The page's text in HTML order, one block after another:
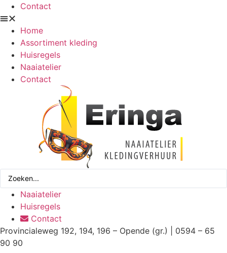
Contact
Home
Assortiment kleding
Huisregels
Naaiatelier
Contact
Search
Naaiatelier
Huisregels
Contact
Provincialeweg 192, 194, 196 – Opende (gr.) | 0594 – 65
90 90